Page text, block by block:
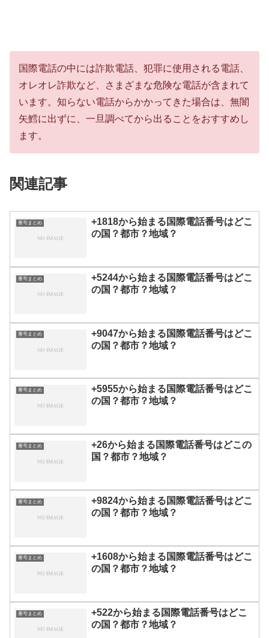
国際電話の中には詐欺電話、犯罪に使用される電話、
オレオレ詐欺など、さまざまな危険な電話が含まれて
います。知らない電話からかかってきた場合は、無闇
矢鱈に出ずに、一旦調べてから出ることをおすすめし
ます。
関連記事
番号まとめ
+1818から始まる国際電話番号はどこ
の国？都市？地域？
番号まとめ
+5244から始まる国際電話番号はどこ
の国？都市？地域？
番号まとめ
+9047から始まる国際電話番号はどこ
の国？都市？地域？
番号まとめ
+5955から始まる国際電話番号はどこ
の国？都市？地域？
番号まとめ
+26から始まる国際電話番号はどこの
国？都市？地域？
番号まとめ
+9824から始まる国際電話番号はどこ
の国？都市？地域？
番号まとめ
+1608から始まる国際電話番号はどこ
の国？都市？地域？
番号まとめ
+522から始まる国際電話番号はどこ
の国？都市？地域？